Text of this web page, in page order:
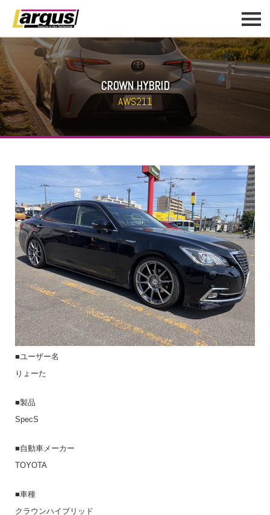
CROWN HYBRID
AWS211
■ユーザー名
りょーた
■製品
SpecS
■自動車メーカー
TOYOTA
■車種
クラウンハイブリッド